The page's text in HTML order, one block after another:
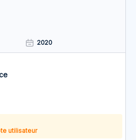
2020
utilisateur